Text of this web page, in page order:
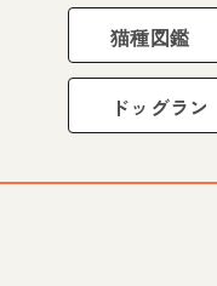
猫種図鑑
ドッグラン